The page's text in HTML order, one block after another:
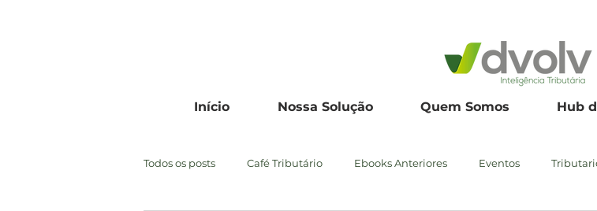
Início Nossa Solução Quem Somos Hub
Todos os posts Café Tributário Ebooks Anteriores Eventos